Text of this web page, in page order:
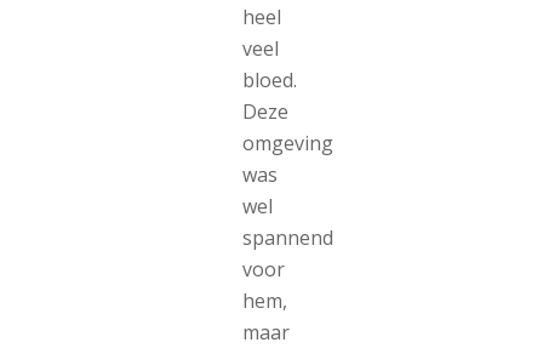
heel
veel
bloed.
Deze
omgeving
was
wel
spannend
voor
hem,
maar